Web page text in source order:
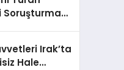
Soruşturma
Irak’ta
Hale